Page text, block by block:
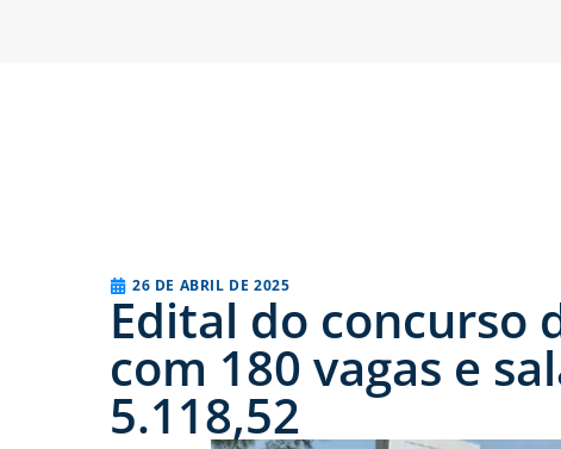
26 DE ABRIL DE 2025
Edital do concurso
com 180 vagas e
5.118,52